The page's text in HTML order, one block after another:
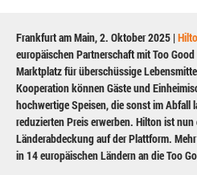
Frankfurt am Main, 2. Oktober 2025 |
europäischen Partnerschaft mit Too
Marktplatz für überschüssige
Kooperation können Gäste und
hochwertige Speisen, die sonst im Abfall
reduzierten Preis erwerben. Hilton ist
Länderabdeckung auf der Plattform.
in 14 europäischen Ländern an die Too